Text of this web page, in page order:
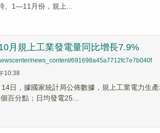
。1—11月份，規上...
月規上工業發電量同比增長7.9%
news_content/691698a45a7712fc7e7b040f
10:38
14日，據國家統計局公佈數據，規上工業電力
百分點；日均發電25...